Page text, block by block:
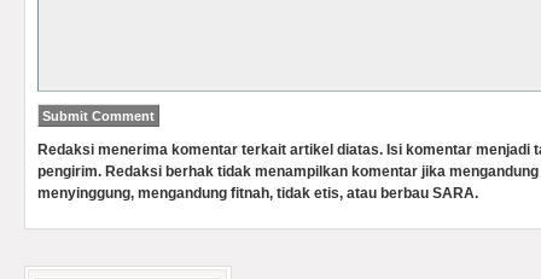
Redaksi menerima komentar terkait artikel diatas. Isi komentar menjadi
pengirim. Redaksi berhak tidak menampilkan komentar jika
menyinggung, mengandung fitnah, tidak etis, atau berbau SARA.